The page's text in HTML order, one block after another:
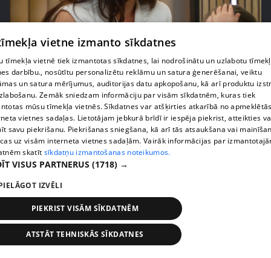
Zvanīt vai gaidīt zvanu? Dita Grauda par saziņas
etiķeti starp paaudzēm
17. epizode
pirms 2 mēnešiem, 3 nedēļām
vietne izmanto sīkdatnes
tīmekļa vietnē tiek izmantotas sīkdatnes, lai nodrošinātu un uzlabotu
darbību., nosūtītu personalizētu reklāmu un satura ģenerēšanai, veiktu
un satura mērījumus, auditorijas datu apkopošanu, kā arī produktu
Zemāk sniedzam informāciju par visām sīkdatnēm, kuras tiek
mūsu tīmekļa vietnēs. Sīkdatnes var atšķirties atkarībā no
vietnes sadaļas. Lietotājam jebkurā brīdī ir iespēja piekrist, atteikties
savu piekrišanu. Piekrišanas sniegšana, kā arī tās atsaukšana vai
uz visām interneta vietnes sadaļām. Vairāk informācijas par
skatīt sīkdatņu izmantošanas noteikumos.
VISUS PARTNERUS (1718) →
IZVĒLI
PIEKRIST VISĀM SĪKDATNĒM
ATSTĀT TEHNISKĀS SĪKDATNES